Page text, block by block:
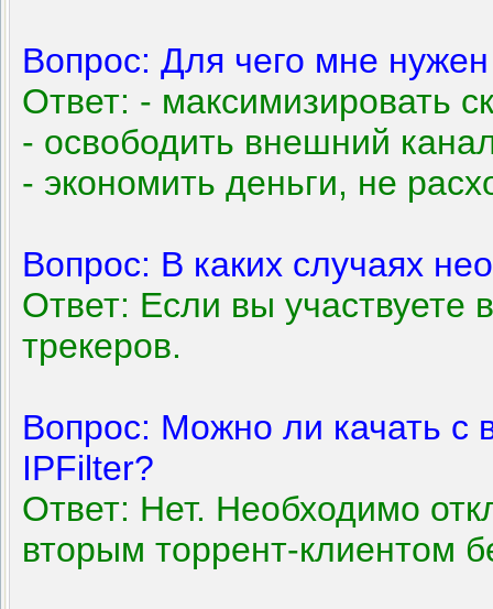
Вопрос: Для чего мне
Ответ: - максимизировать
- освободить внешний
- экономить деньги, не
Вопрос: В каких случаях
Ответ: Если вы участвуете
трекеров.
Вопрос: Можно ли качать с
IPFilter?
Ответ: Нет. Необходимо
вторым торрент-клиентом